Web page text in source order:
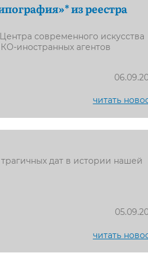
из реестра
современного искусства
иностранных агентов
читать
дат в истории нашей
читать